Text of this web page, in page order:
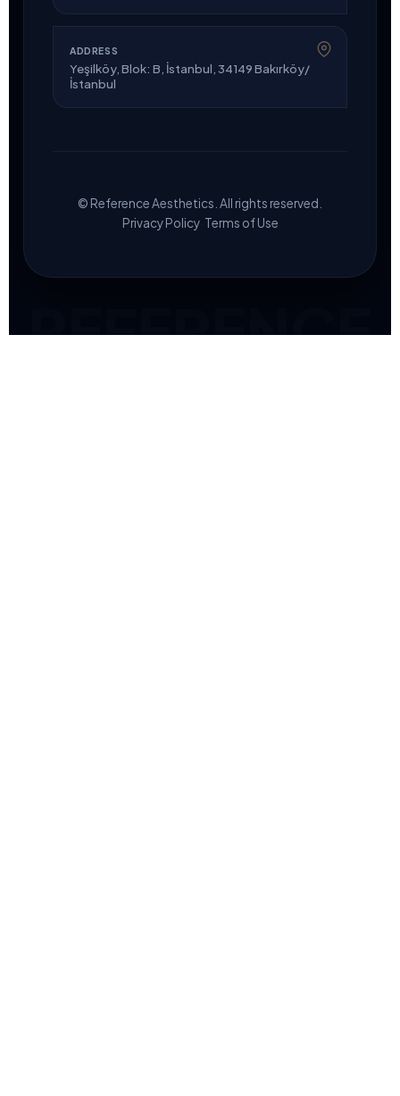
ADDRESS
Yeşilköy, Blok: B, İstanbul, 34149 Bakırköy/
İstanbul
© Reference Aesthetics. All rights reserved.
Privacy Policy· Terms of Use
REFERENCE